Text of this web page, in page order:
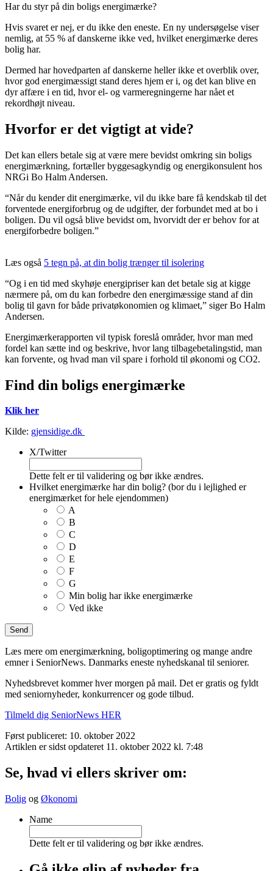
Har du styr på din boligs energimærke?
Hvis svaret er nej, er du ikke den eneste. En ny undersøgelse viser
nemlig, at 55 % af danskerne ikke ved, hvilket energimærke deres
bolig har.
Dermed har hovedparten af danskerne heller ikke et overblik over,
hvor god energimæssigt stand deres hjem er i, og det kan blive en
dyr affære i en tid, hvor el- og varmeregningerne har nået et
rekordhøjt niveau.
Hvorfor er det vigtigt at vide?
Det kan ellers betale sig at være mere bevidst omkring sin boligs
energimærkning, fortæller byggesagkyndig og energikonsulent hos
NRGi Bo Halm Andersen.
“Når du kender dit energimærke, vil du ikke bare få kendskab til det
forventede energiforbrug og de udgifter, der forbundet med at bo i
boligen. Du vil også blive bevidst om, hvorvidt der er behov for at
energiforbedre boligen.”
Læs også 5 tegn på, at din bolig trænger til isolering
“Og i en tid med skyhøje energipriser kan det betale sig at kigge
nærmere på, om du kan forbedre den energimæssige stand af din
bolig til gavn for både privatøkonomien og klimaet,” siger Bo Halm
Andersen.
Energimærkerapporten vil typisk foreslå områder, hvor man med
fordel kan sætte ind og beskrive, hvor lang tilbagebetalingstid, man
kan forvente, og hvad man vil spare i forhold til økonomi og CO2.
Find din boligs energimærke
Klik her
Kilde: gjensidige.dk
X/Twitter
Dette felt er til validering og bør ikke ændres.
Hvilket energimærke har din bolig? (bor du i lejlighed er
energimærket for hele ejendommen)
A
B
C
D
E
F
G
Min bolig har ikke energimærke
Ved ikke
Læs mere om energimærkning, boligoptimering og mange andre
emner i SeniorNews. Danmarks eneste nyhedskanal til seniorer.
Nyhedsbrevet kommer hver morgen på mail. Det er gratis og fyldt
med seniornyheder, konkurrencer og gode tilbud.
Tilmeld dig SeniorNews HER
Først publiceret: 10. oktober 2022
Artiklen er sidst opdateret 11. oktober 2022 kl. 7:48
Se, hvad vi ellers skriver om:
Bolig og Økonomi
Name
Dette felt er til validering og bør ikke ændres.